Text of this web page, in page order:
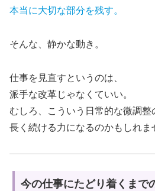
本当に大切な部分を残す。
そんな、静かな動き。
仕事を見直すというのは、
派手な改革じゃなくていい。
むしろ、こういう日常的な微調整
長く続ける力になるのかもしれま
今の仕事にたどり着くまで